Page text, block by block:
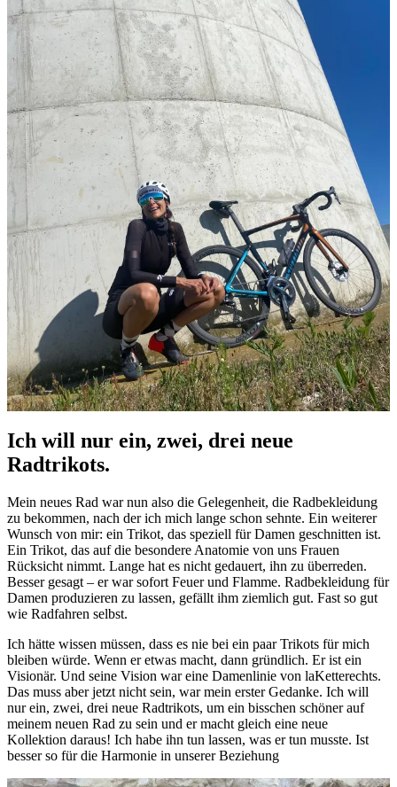
Ich will nur ein, zwei, drei neue
Radtrikots.
Mein neues Rad war nun also die Gelegenheit, die Radbekleidung
zu bekommen, nach der ich mich lange schon sehnte. Ein weiterer
Wunsch von mir: ein Trikot, das speziell für Damen geschnitten ist.
Ein Trikot, das auf die besondere Anatomie von uns Frauen
Rücksicht nimmt. Lange hat es nicht gedauert, ihn zu überreden.
Besser gesagt – er war sofort Feuer und Flamme. Radbekleidung für
Damen produzieren zu lassen, gefällt ihm ziemlich gut. Fast so gut
wie Radfahren selbst.
Ich hätte wissen müssen, dass es nie bei ein paar Trikots für mich
bleiben würde. Wenn er etwas macht, dann gründlich. Er ist ein
Visionär. Und seine Vision war eine Damenlinie von laKetterechts.
Das muss aber jetzt nicht sein, war mein erster Gedanke. Ich will
nur ein, zwei, drei neue Radtrikots, um ein bisschen schöner auf
meinem neuen Rad zu sein und er macht gleich eine neue
Kollektion daraus! Ich habe ihn tun lassen, was er tun musste. Ist
besser so für die Harmonie in unserer Beziehung